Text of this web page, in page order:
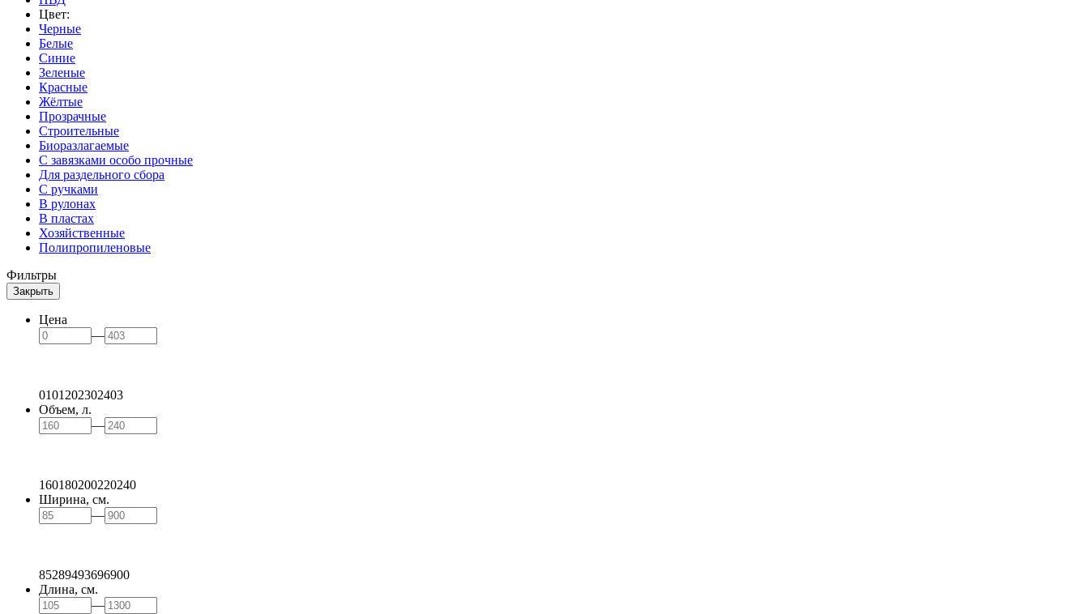
Цвет:
Черные
Белые
Синие
Зеленые
Красные
Жёлтые
Прозрачные
Строительные
Биоразлагаемые
С завязками особо прочные
Для раздельного сбора
С ручками
В рулонах
В пластах
Хозяйственные
Полипропиленовые
Фильтры
Закрыть
Цена
—
0101 202302403
Объем, л.
—
160180200220240
Ширина, см.
—
85289493696900
Длина, см.
—